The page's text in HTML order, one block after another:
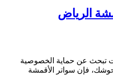
الرياض
تبحث عن حماية الخصوصية
فإن سواتر الأقمشة